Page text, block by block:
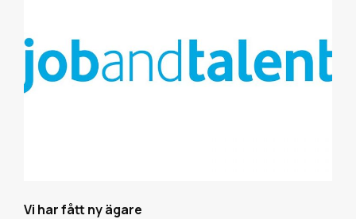
Vi har fått ny ägare